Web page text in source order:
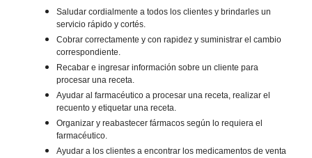
Saludar cordialmente a todos los clientes y brindarles un
servicio rápido y cortés.
Cobrar correctamente y con rapidez y suministrar el cambio
correspondiente.
Recabar e ingresar información sobre un cliente para
procesar una receta.
Ayudar al farmacéutico a procesar una receta, realizar el
recuento y etiquetar una receta.
Organizar y reabastecer fármacos según lo requiera el
farmacéutico.
Ayudar a los clientes a encontrar los medicamentos de venta